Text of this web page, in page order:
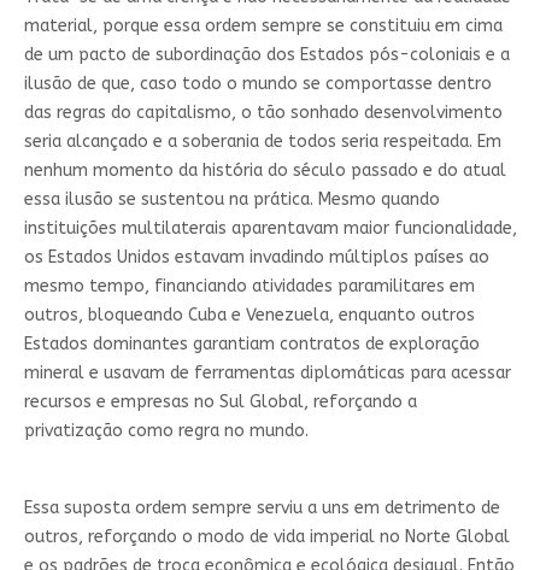
material, porque essa ordem sempre se constituiu em cima
de um pacto de subordinação dos Estados pós-coloniais e a
ilusão de que, caso todo o mundo se comportasse dentro
das regras do capitalismo, o tão sonhado desenvolvimento
seria alcançado e a soberania de todos seria respeitada. Em
nenhum momento da história do século passado e do atual
essa ilusão se sustentou na prática. Mesmo quando
instituições multilaterais aparentavam maior funcionalidade,
os Estados Unidos estavam invadindo múltiplos países ao
mesmo tempo, financiando atividades paramilitares em
outros, bloqueando Cuba e Venezuela, enquanto outros
Estados dominantes garantiam contratos de exploração
mineral e usavam de ferramentas diplomáticas para acessar
recursos e empresas no Sul Global, reforçando a
privatização como regra no mundo.
Essa suposta ordem sempre serviu a uns em detrimento de
outros, reforçando o modo de vida imperial no Norte Global
e os padrões de troca econômica e ecológica desigual. Então